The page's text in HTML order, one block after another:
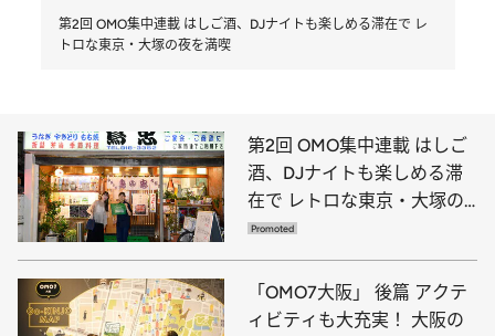
第2回 OMO集中連載 はしご酒、DJナイトも楽しめる滞在で レ
トロな東京・大塚の夜を満喫
第2回 OMO集中連載 はしご
酒、DJナイトも楽しめる滞
在で レトロな東京・大塚の
夜を満喫
「OMO7大阪」 後篇 アクテ
ィビティも大充実！ 大阪の